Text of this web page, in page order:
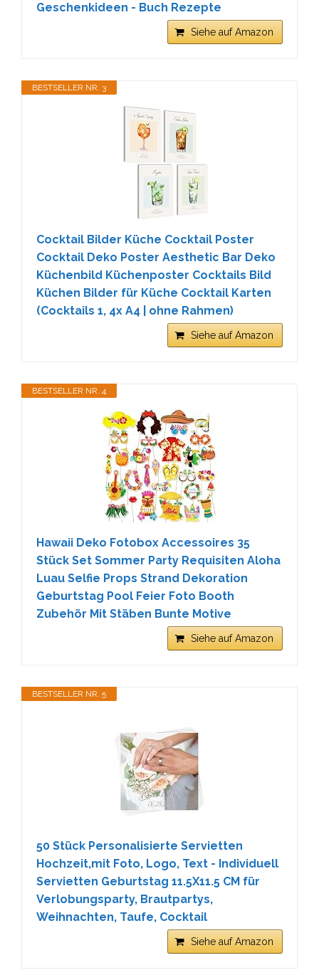
Geschenkideen - Buch Rezepte
Siehe auf Amazon
BESTSELLER NR. 3
Cocktail Bilder Küche Cocktail Poster
Cocktail Deko Poster Aesthetic Bar Deko
Küchenbild Küchenposter Cocktails Bild
Küchen Bilder für Küche Cocktail Karten
(Cocktails 1, 4x A4 | ohne Rahmen)
Siehe auf Amazon
BESTSELLER NR. 4
Hawaii Deko Fotobox Accessoires 35
Stück Set Sommer Party Requisiten Aloha
Luau Selfie Props Strand Dekoration
Geburtstag Pool Feier Foto Booth
Zubehör Mit Stäben Bunte Motive
Siehe auf Amazon
BESTSELLER NR. 5
50 Stück Personalisierte Servietten
Hochzeit,mit Foto, Logo, Text - Individuell
Servietten Geburtstag 11.5X11.5 CM für
Verlobungsparty, Brautpartys,
Weihnachten, Taufe, Cocktail
Siehe auf Amazon